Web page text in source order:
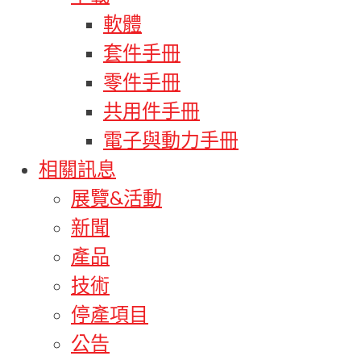
軟體
套件手冊
零件手冊
共用件手冊
電子與動力手冊
相關訊息
展覽&活動
新聞
產品
技術
停產項目
公告